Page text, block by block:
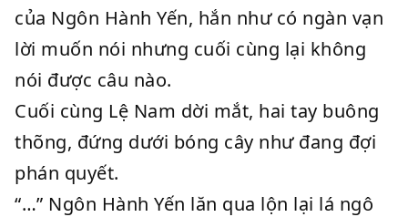
của Ngôn Hành Yến, hắn như có ngàn vạn
lời muốn nói nhưng cuối cùng lại không
nói được câu nào.
Cuối cùng Lệ Nam dời mắt, hai tay buông
thõng, đứng dưới bóng cây như đang đợi
phán quyết.
“…” Ngôn Hành Yến lăn qua lộn lại lá ngô